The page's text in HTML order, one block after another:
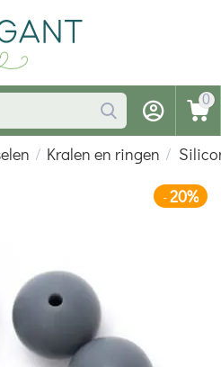
0
/ Kralen en ringen /
-20%